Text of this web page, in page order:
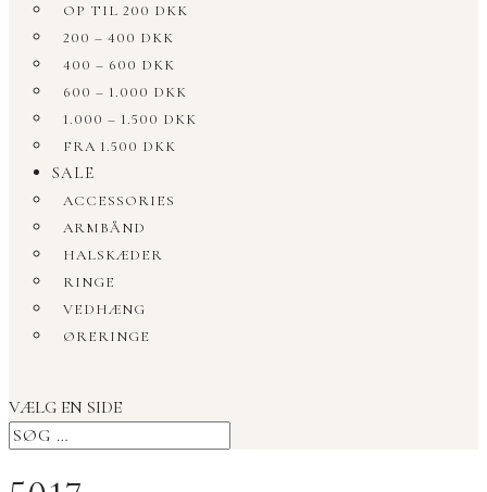
OP TIL 200 DKK
200 – 400 DKK
400 – 600 DKK
600 – 1.000 DKK
1.000 – 1.500 DKK
FRA 1.500 DKK
SALE
ACCESSORIES
ARMBÅND
HALSKÆDER
RINGE
VEDHÆNG
ØRERINGE
VÆLG EN SIDE